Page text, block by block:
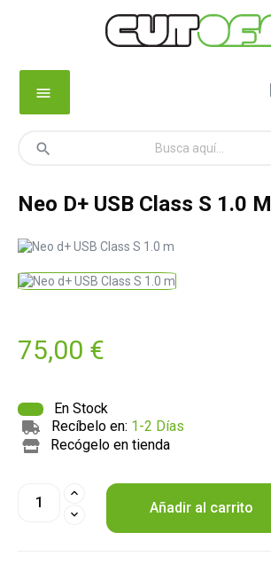
menu
search
Neo D+ USB Class S 1.0 M
75,00 €
En Stock
Recíbelo en: 1-2 Días
Recógelo en tienda
Añadir al carrito